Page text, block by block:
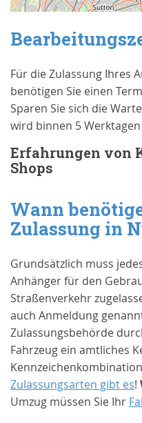
Für die Zulassung Ihres
benötigen Sie einen
Sparen Sie sich die
wird binnen 5
Erfahrungen von
Shops
Wann
Zulassung in
Grundsätzlich muss
Anhänger für den
Straßenverkehr
auch Anmeldung
Zulassungsbehörde
Fahrzeug ein amtliches
Zulassungsarten gibt es!
Umzug müssen Sie Ihr